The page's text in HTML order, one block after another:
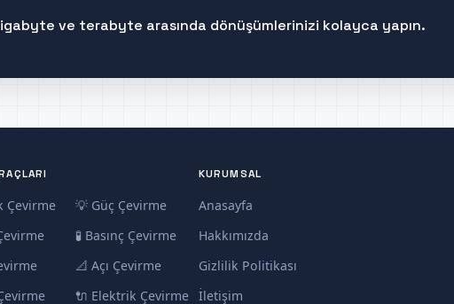
ve terabyte arasında dönüşümlerinizi kolayca yapın.
Çevirme
💡 Güç Çevirme
🧪 Basınç Çevirme
📐 Açı Çevirme
🔌 Elektrik Çevirme
KURUMSAL
Anasayfa
Hakkımızda
Gizlilik Politikası
İletişim